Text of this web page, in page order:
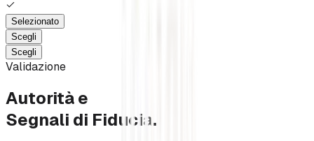
Selezionato
Scegli
Scegli
Validazione
Autorità e
Segnali di Fiducia.